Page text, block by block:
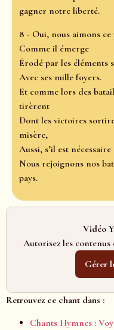
gagner notre liberté.
8 - Oui, nous aimons ce
Comme il émerge
Érodé par les éléments
Avec ses mille foyers.
Et comme lors des
tirèrent
Dont les victoires
misère,
Aussi, s’il est nécessaire
Nous rejoignons nos
pays.
Vidéo
Autorisez les
Gérer
Retrouvez ce chant dans :
Chants Hymnes :